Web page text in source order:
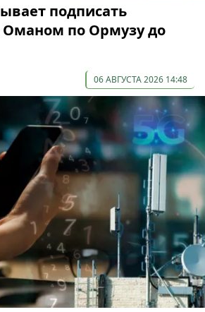
подписать
Оманом по Ормузу до
06 АВГУСТА 2026 14:48